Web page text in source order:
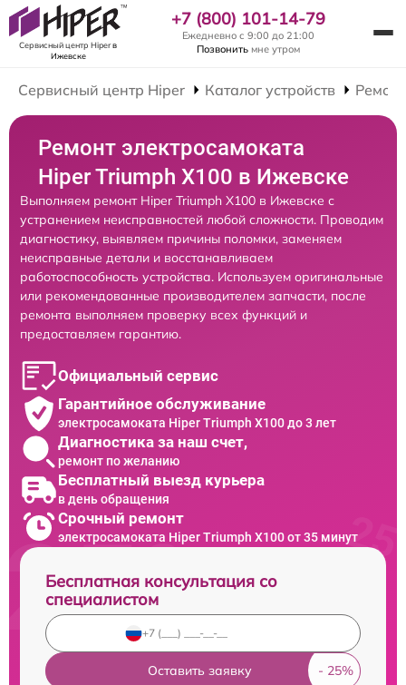
Сервисный центр Hiperв
Ижевске
+7 (800) 101-14-79
Ежедневно с 9:00 до 21:00
Позвонить мне утром
Сервисный центр Hiper Каталог устройств
Ремонт электросамоката
Hiper Triumph X100 в Ижевске
Выполняем ремонт Hiper Triumph X100 в Ижевске с
устранением неисправностей любой сложности. Проводим
диагностику, выявляем причины поломки, заменяем
неисправные детали и восстанавливаем
работоспособность устройства. Используем оригинальные
или рекомендованные производителем запчасти, после
ремонта выполняем проверку всех функций и
предоставляем гарантию.
Официальный сервис
Гарантийное обслуживание
электросамоката Hiper Triumph X100 до 3 лет
Диагностика за наш счет,
ремонт по желанию
Бесплатный выезд курьера
в день обращения
Срочный ремонт
электросамоката Hiper Triumph X100 от 35 минут
Бесплатная консультация со
специалистом
Оставить заявку